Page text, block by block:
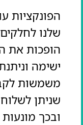
הפונקציות
שלנו
הופכות את
ישימה
משמשות
שניתן
ובכך